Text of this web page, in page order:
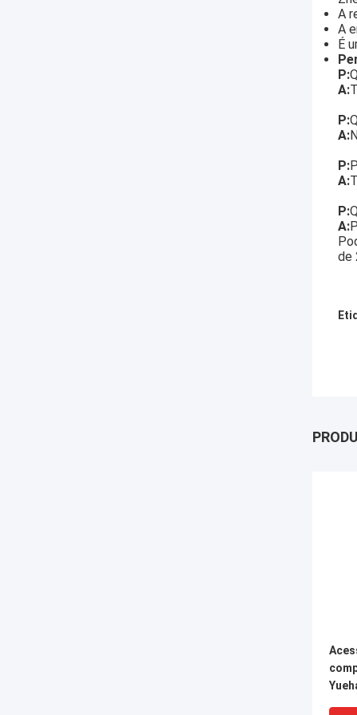
A
A
É
P:
A:
P:
A:
P:
A:
P:
A:
de